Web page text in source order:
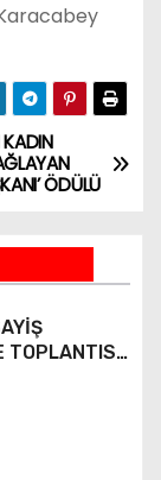
KADIN
ÖDÜLÜ
TOPLANTISI